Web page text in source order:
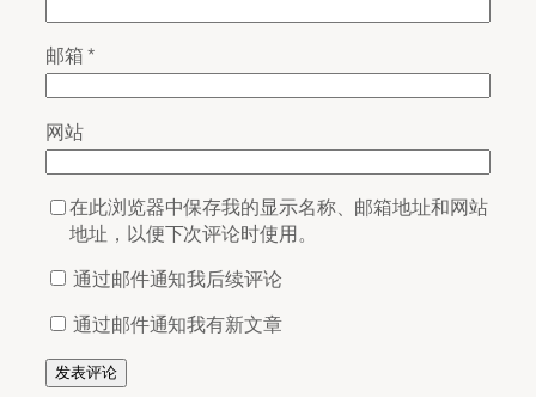
邮箱*
网站
在此浏览器中保存我的显示名称、邮箱地址和网站
地址，以便下次评论时使用。
通过邮件通知我后续评论
通过邮件通知我有新文章